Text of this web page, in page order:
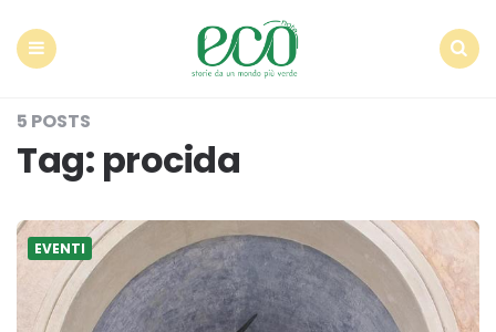
5 POSTS
Tag: procida
EVENTI